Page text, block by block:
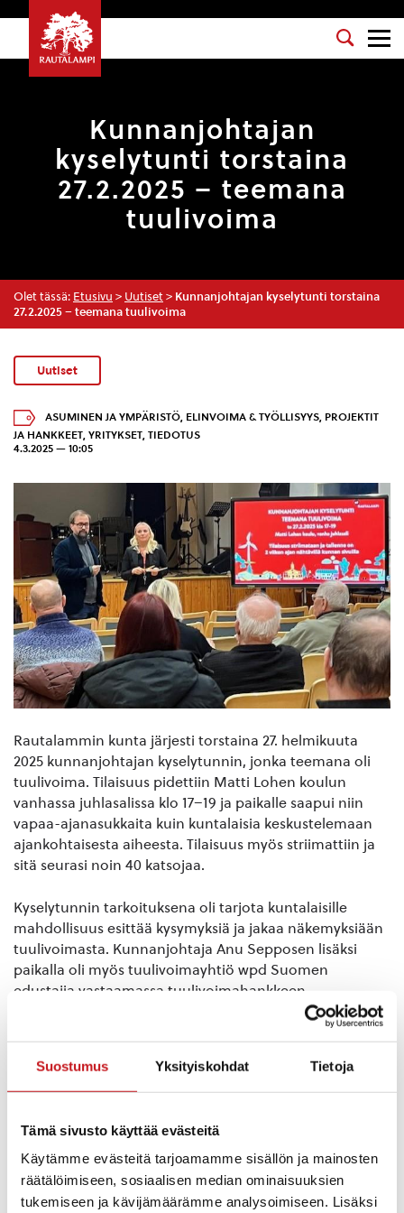
Suostumus Yksityiskohdat Tietoja
Tämä sivusto käyttää evästeitä
Käytämme evästeitä tarjoamamme sisällön ja mainosten
räätälöimiseen, sosiaalisen median ominaisuuksien
tukemiseen ja kävijämäärämme analysoimiseen. Lisäksi
Kunnanjohtajan
kyselytunti torstaina
27.2.2025 – teemana
tuulivoima
Olet tässä: Etusivu > Uutiset > Kunnanjohtajan kyselytunti torstaina
27.2.2025 – teemana tuulivoima
Uutiset
ASUMINEN JA YMPÄRISTÖ, ELINVOIMA & TYÖLLISYYS, PROJEKTIT
JA HANKKEET YRITYKSET TIEDOTUS
4.3.2025 — 10:05
Rautalammin kunta järjesti torstaina 27. helmikuuta
2025 kunnanjohtajan kyselytunnin, jonka teemana oli
tuulivoima. Tilaisuus pidettiin Matti Lohen koulun
vanhassa juhlasalissa klo 17–19 ja paikalle saapui niin
vapaa-ajanasukkaita kuin kuntalaisia keskustelemaan
ajankohtaisesta aiheesta. Tilaisuus myös striimattiin ja
sitä seurasi noin 40 katsojaa.
Kyselytunnin tarkoituksena oli tarjota kuntalaisille
mahdollisuus esittää kysymyksiä ja jakaa näkemyksiään
tuulivoimasta. Kunnanjohtaja Anu Sepposen lisäksi
paikalla oli myös tuulivoimayhtiö wpd Suomen
edustajia vastaamassa tuulivoimahankkeen
teknisimpiin kysymyksiin. He olivat Tiina Vikman,
Tilaisuuden aikana keskusteltiin muun muassa
tuulivoimaloiden vaikutuksista ympäristöön,
Kuntalaiset ja vapaa-ajanasukkaat esittivät huolensa
melu- ja välkehaitoista sekä vaikutuksista alueen
luontoon ja virkistysmahdollisuuksiin, sekä kiinteistön
hintoihin. Kuuluuko syrjäseutujen ääni?